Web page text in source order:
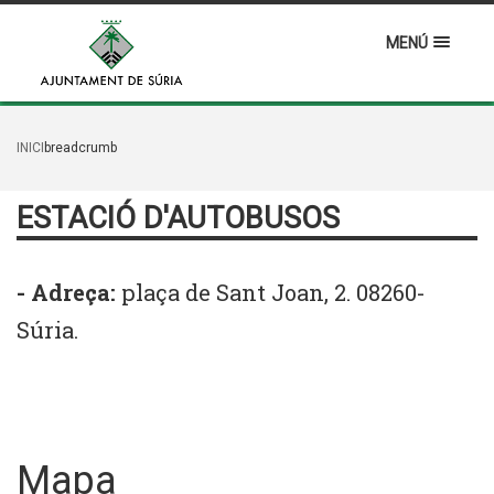
MENÚ
INICI breadcrumb
ESTACIÓ D'AUTOBUSOS
- Adreça: plaça de Sant Joan, 2. 08260-
Súria.
Mapa